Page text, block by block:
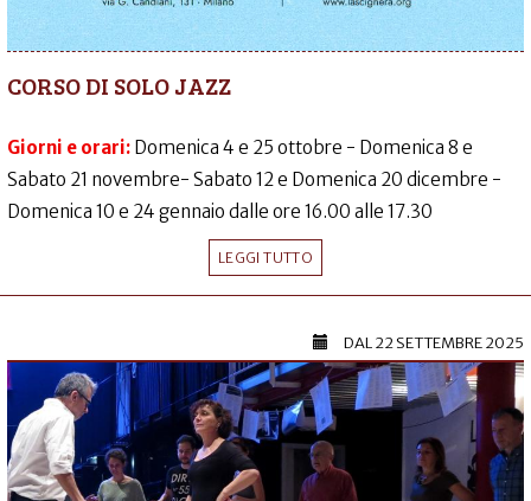
CORSO DI SOLO JAZZ
Giorni e orari: Domenica 4 e 25 ottobre - Domenica 8 e
Sabato 21 novembre- Sabato 12 e Domenica 20 dicembre -
Domenica 10 e 24 gennaio dalle ore 16.00 alle 17.30
LEGGI TUTTO
DAL22 SETTEMBRE 2025